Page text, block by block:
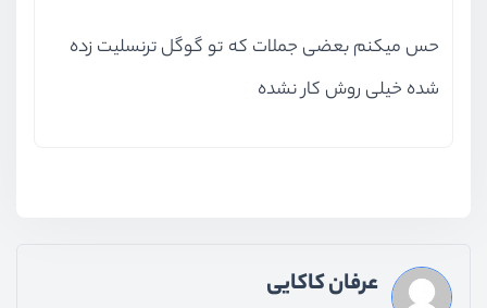
حس میکنم بعضی جملات که تو گوگل ترنسلیت زده
شده خیلی روش کار نشده
عرفان کاکایی